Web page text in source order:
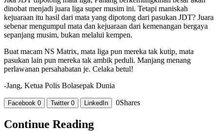
dinobat menjadi juara liga super musim ini. Tetapi maniskah
kejuaraan itu hasil dari mata yang dipotong dari pasukan JDT? Juara
sebenar mengumpul mata dan kejuaraan dari kemenangan bergaya
sepanjang musim, bukan melalui kempen.
Buat macam NS Matrix, mata liga pun mereka tak kutip, mata
pasukan lain pun mereka tak ambik peduli. Manjang menang
perlawanan persahabatan je. Celaka betul!
-Jang, Ketua Polis Bolasepak Dunia
Facebook 0 Twitter 0 LinkedIn 0Shares
Continue Reading